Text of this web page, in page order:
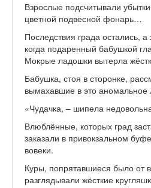
Взрослые подсчитывали
цветной подвесной фонарь…
Последствия града остались,
когда подаренный бабушкой
Мокрые ладошки вытерла
Бабушка, стоя в сторонке,
вымахавшие в это аномальное
«Чудачка, – шипела
Влюблённые, которых град
заказали в привокзальном
вовеки.
Куры, попрятавшиеся было от
разглядывали жёсткие